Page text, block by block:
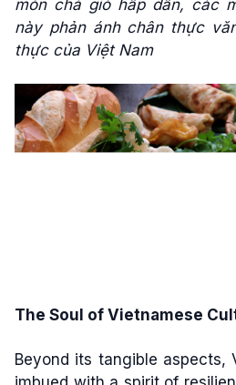
món chả giò hấp dẫn, các
này phản ánh chân thực
thực của Việt Nam
The Soul of Vietnamese
Beyond its tangible aspects,